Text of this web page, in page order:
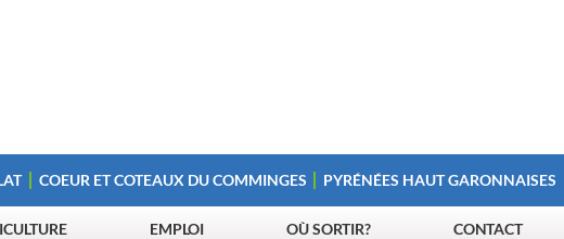
COEUR ET COTEAUX DU COMMINGES PYRÉNÉES HAUT GARONNAISES
EMPLOI OÙ SORTIR? CONTACT